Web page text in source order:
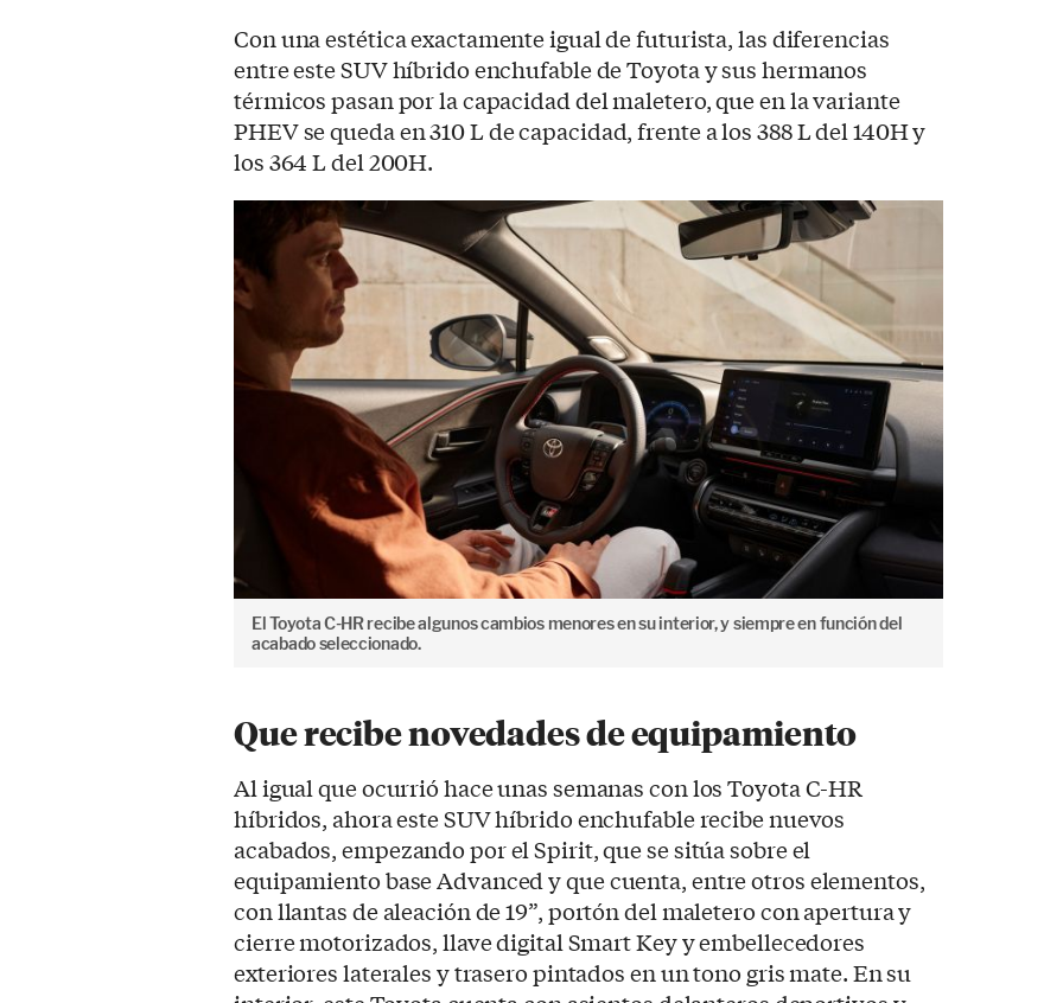
Con una estética exactamente igual de futurista, las diferencias
entre este SUV híbrido enchufable de Toyota y sus hermanos
térmicos pasan por la capacidad del maletero, que en la variante
PHEV se queda en 310 L de capacidad, frente a los 388 L del 140H y
los 364 L del 200H.
El Toyota C-HR recibe algunos cambios menores en su interior, y siempre en función del
acabado seleccionado.
Que recibe novedades de equipamiento
Al igual que ocurrió hace unas semanas con los Toyota C-HR
híbridos, ahora este SUV híbrido enchufable recibe nuevos
acabados, empezando por el Spirit, que se sitúa sobre el
equipamiento base Advanced y que cuenta, entre otros elementos,
con llantas de aleación de 19”, portón del maletero con apertura y
cierre motorizados, llave digital Smart Key y embellecedores
exteriores laterales y trasero pintados en un tono gris mate. En su